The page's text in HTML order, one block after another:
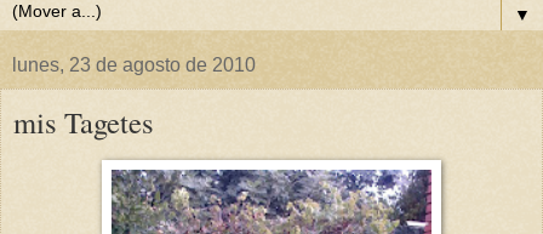
▼
lunes, 23 de agosto de 2010
mis Tagetes